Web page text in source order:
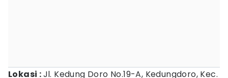
Lokasi :Jl. Kedung Doro No.19-A, Kedungdoro, Kec.